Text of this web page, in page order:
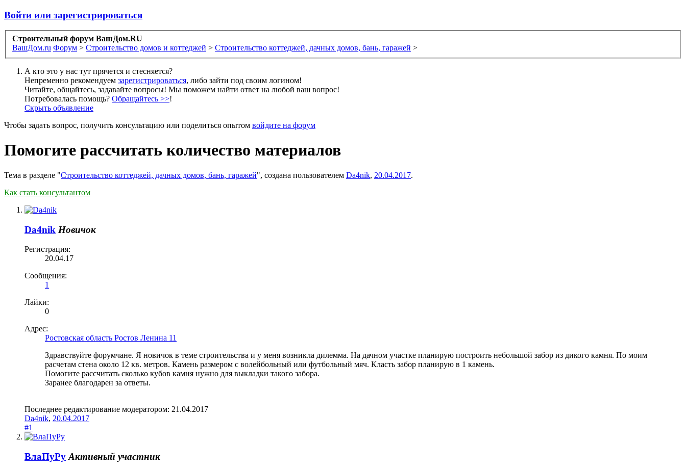
Войти или зарегистрироваться
Строительный форум ВашДом.RU
ВашДом.ru Форум > Строительство домов и коттеджей > Строительство коттеджей, дачных домов, бань, гаражей >
А кто это у нас тут прячется и стесняется?
Непременно рекомендуем зарегистрироваться, либо зайти под своим логином!
Читайте, общайтесь, задавайте вопросы! Мы поможем найти ответ на любой ваш вопрос!
Потребовалась помощь? Обращайтесь >>!
Скрыть объявление
Чтобы задать вопрос, получить консультацию или поделиться опытом войдите на форум
Помогите рассчитать количество материалов
Тема в разделе "Строительство коттеджей, дачных домов, бань, гаражей", создана пользователем Da4nik, 20.04.2017.
Как стать консультантом
Da4nik Новичок
Регистрация:
20.04.17
Сообщения:
1
Лайки:
0
Адрес:
Ростовская область Ростов Ленина 11
Здравствуйте форумчане. Я новичок в теме строительства и у меня возникла дилемма. На дачном участке планирую построить небольшой забор из дикого камня. По моим
расчетам стена около 12 кв. метров. Камень размером с волейбольный или футбольный мяч. Класть забор планирую в 1 камень.
Помогите рассчитать сколько кубов камня нужно для выкладки такого забора.
Заранее благодарен за ответы.
Последнее редактирование модератором: 21.04.2017
Da4nik, 20.04.2017
#1
ВлаПуРу Активный участник